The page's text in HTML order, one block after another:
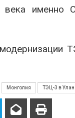
именно
Монголия ТЭЦ-3 в